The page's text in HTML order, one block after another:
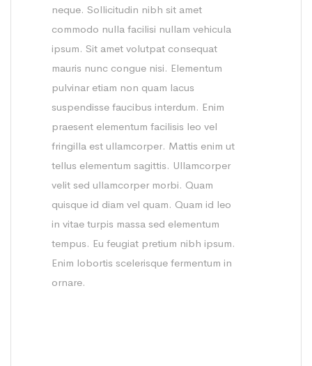
neque. Sollicitudin nibh sit amet
commodo nulla facilisi nullam vehicula
ipsum. Sit amet volutpat consequat
mauris nunc congue nisi. Elementum
pulvinar etiam non quam lacus
suspendisse faucibus interdum. Enim
praesent elementum facilisis leo vel
fringilla est ullamcorper. Mattis enim ut
tellus elementum sagittis. Ullamcorper
velit sed ullamcorper morbi. Quam
quisque id diam vel quam. Quam id leo
in vitae turpis massa sed elementum
tempus. Eu feugiat pretium nibh ipsum.
Enim lobortis scelerisque fermentum in
ornare.